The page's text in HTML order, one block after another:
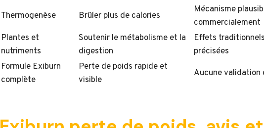
Thermogenèse Brûler plus de calories
Mécanisme
commercialement
Plantes et
nutriments
Soutenir le métabolisme et la
digestion
Effets
précisées
Formule Exiburn
complète
Perte de poids rapide et
visible
Aucune validation